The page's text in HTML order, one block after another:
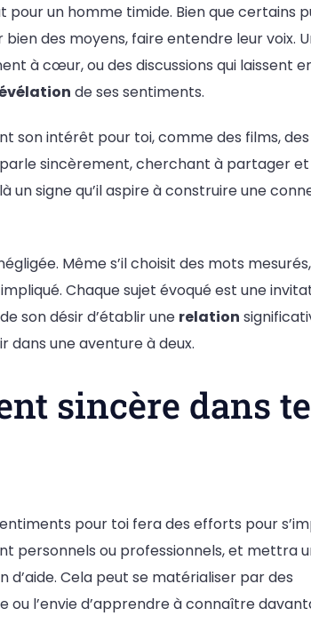
pour un homme timide. Bien que certains
des moyens, faire entendre leur voix.
à cœur, ou des discussions qui laissent
de ses sentiments.
son intérêt pour toi, comme des films, des
sincèrement, cherchant à partager
un signe qu’il aspire à construire une
Même s’il choisit des mots mesurés,
Chaque sujet évoqué est une
son désir d’établir une relation
dans une aventure à deux.
sincère dans
pour toi fera des efforts pour
personnels ou professionnels, et mettra
d’aide. Cela peut se matérialiser par des
l’envie d’apprendre à connaître